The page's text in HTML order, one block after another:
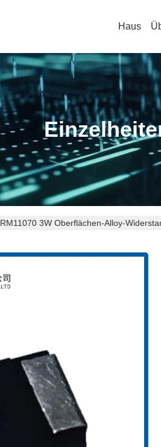
Haus
RM11070 3W Oberflächen-Alloy-